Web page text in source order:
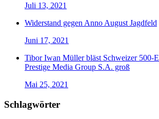
Juli 13, 2021
Widerstand gegen Anno August Jagdfeld
Juni 17, 2021
Tibor Iwan Müller bläst Schweizer 500-
Prestige Media Group S.A. groß
Mai 25, 2021
Schlagwörter